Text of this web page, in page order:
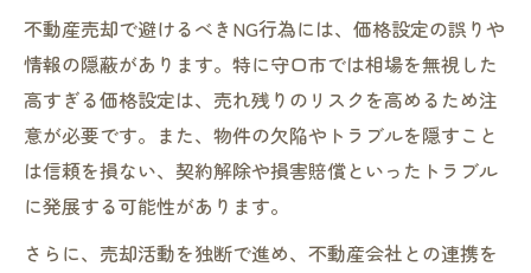
不動産売却で避けるべきNG行為には、価格設定の誤りや
情報の隠蔽があります。特に守口市では相場を無視した
高すぎる価格設定は、売れ残りのリスクを高めるため注
意が必要です。また、物件の欠陥やトラブルを隠すこと
は信頼を損ない、契約解除や損害賠償といったトラブル
に発展する可能性があります。
さらに、売却活動を独断で進め、不動産会社との連携を